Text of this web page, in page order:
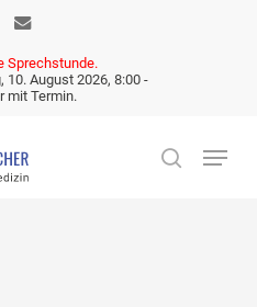
Sprechstunde.
10. August 2026, 8:00 -
mit Termin.
search
Menu